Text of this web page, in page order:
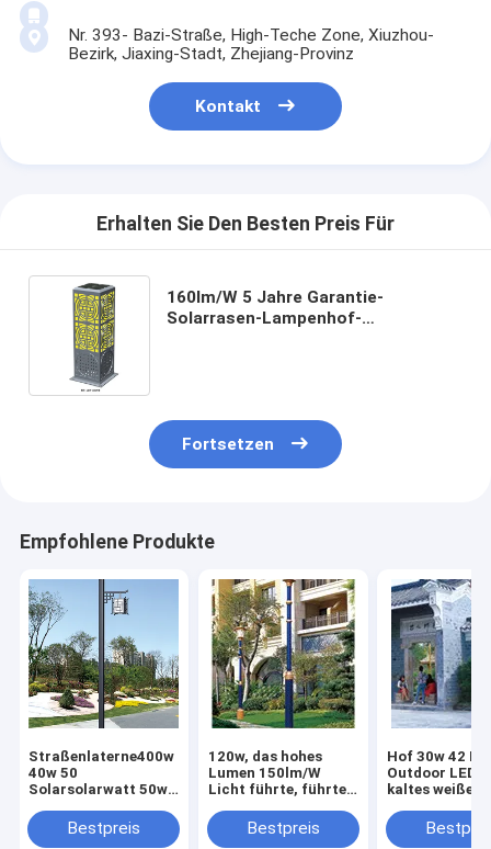
Nr. 393- Bazi-Straße, High-Teche Zone, Xiuzhou-
Bezirk, Jiaxing-Stadt, Zhejiang-Provinz
Kontakt
Erhalten Sie Den Besten Preis Für
160lm/W 5 Jahre Garantie-
Solarrasen-Lampenhof-
Fortsetzen
Empfohlene Produkte
Straßenlaterne400w
40w 50
Solarsolarwatt 50w
führte angetriebenes
helles Hoflicht
Bestpreis
120w, das hohes
Lumen 150lm/W
Licht führte, führte
Bezirke und Parks
arbeiten im Garten
Bestpreis
Hof 30w 42
Outdoor LED,
kaltes weißes
beleuchtet